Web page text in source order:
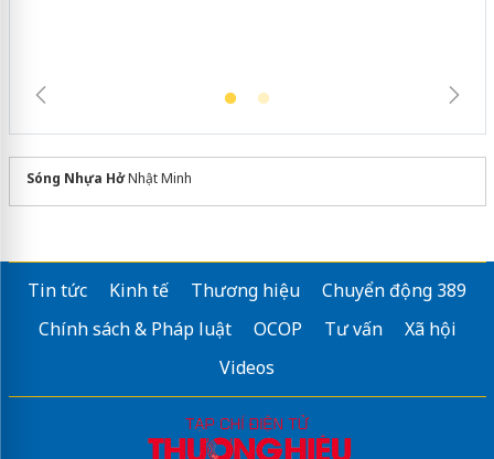
Sóng Nhựa HởNhật Minh
Tin tức Kinh tế Thương hiệu
Chuyển động 389
Chính sách & Pháp luật
OCOP Tư vấn
Xã hội
Videos